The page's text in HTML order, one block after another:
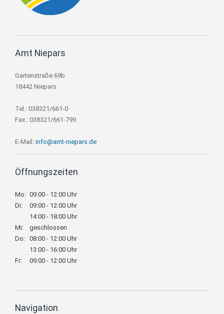
Amt Niepars
Gartenstraße 69b
18442 Niepars
Tel.: 038321/661-0
Fax.: 038321/661-799
E-Mail: info@amt-niepars.de
Öffnungszeiten
Mo: 09:00 - 12:00 Uhr
Di:
09:00 - 12:00 Uhr
14:00 - 18:00 Uhr
Mi:
geschlossen
Do: 08:00 - 12:00 Uhr
13:00 - 16:00 Uhr
Fr:
09:00 - 12:00 Uhr
Navigation